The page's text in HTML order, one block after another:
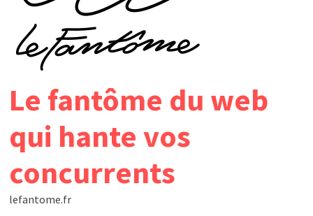
Le fantôme du web
qui hante vos
concurrents
lefantome.fr